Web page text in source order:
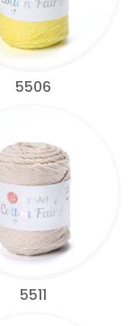
5506
5511